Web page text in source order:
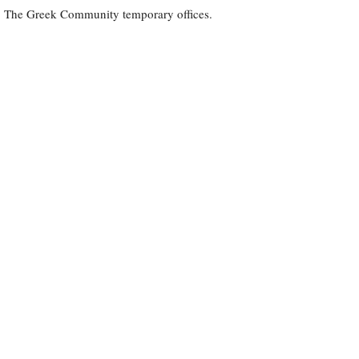
The Greek Community temporary offices.